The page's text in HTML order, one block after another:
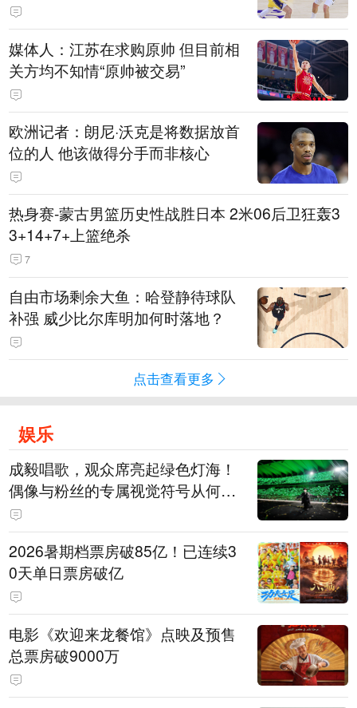
媒体人：江苏在求购原帅 但目前相
关方均不知情“原帅被交易”
欧洲记者：朗尼·沃克是将数据放首
位的人 他该做得分手而非核心
热身赛-蒙古男篮历史性战胜日本 2米06后卫狂轰3
3+14+7+上篮绝杀
7
自由市场剩余大鱼：哈登静待球队
补强 威少比尔库明加何时落地？
点击查看更多
娱乐
成毅唱歌，观众席亮起绿色灯海！
偶像与粉丝的专属视觉符号从何而
来
2026暑期档票房破85亿！已连续3
0天单日票房破亿
电影《欢迎来龙餐馆》点映及预售
总票房破9000万